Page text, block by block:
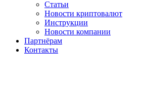
Статьи
Новости криптовалют
Инструкции
Новости компании
Партнёрам
Контакты